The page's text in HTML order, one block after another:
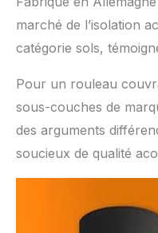
marché de l’isolation
catégorie sols,
Pour un rouleau
sous-couches de
des arguments
soucieux de qualité